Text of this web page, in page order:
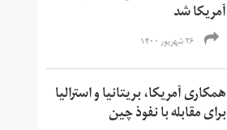
آمریکا شد
۲۶ شهریور ۱۴۰۰
همکاری آمریکا، بریتانیا و استرالیا
برای مقابله با نفوذ چین